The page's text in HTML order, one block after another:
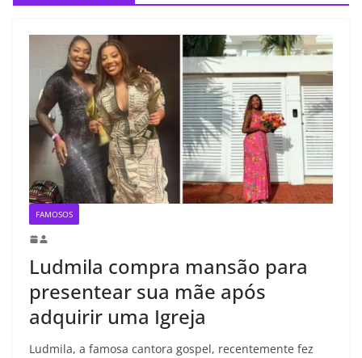
FAMOSOS
Ludmila compra mansão para
presentear sua mãe após
adquirir uma Igreja
Ludmila, a famosa cantora gospel, recentemente fez